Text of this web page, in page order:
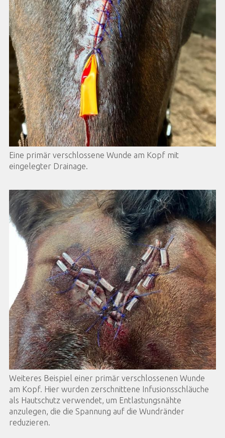
Eine primär verschlossene Wunde am Kopf mit
eingelegter Drainage.
Weiteres Beispiel einer primär verschlossenen Wunde
am Kopf. Hier wurden zerschnittene Infusionsschläuche
als Hautschutz verwendet, um Entlastungsnähte
anzulegen, die die Spannung auf die Wundränder
reduzieren.